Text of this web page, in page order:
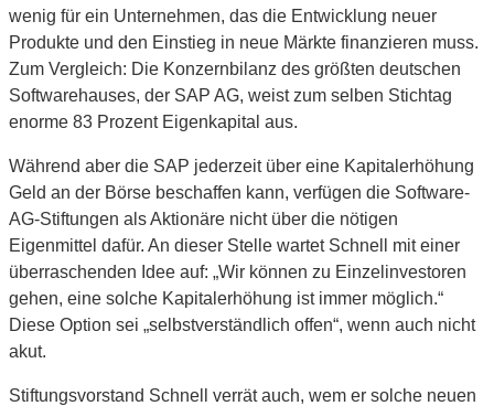
wenig für ein Unternehmen, das die Entwicklung neuer
Produkte und den Einstieg in neue Märkte finanzieren muss.
Zum Vergleich: Die Konzernbilanz des größten deutschen
Softwarehauses, der SAP AG, weist zum selben Stichtag
enorme 83 Prozent Eigenkapital aus.
Während aber die SAP jederzeit über eine Kapitalerhöhung
Geld an der Börse beschaffen kann, verfügen die Software-
AG-Stiftungen als Aktionäre nicht über die nötigen
Eigenmittel dafür. An dieser Stelle wartet Schnell mit einer
überraschenden Idee auf: „Wir können zu Einzelinvestoren
gehen, eine solche Kapitalerhöhung ist immer möglich.“
Diese Option sei „selbstverständlich offen“, wenn auch nicht
akut.
Stiftungsvorstand Schnell verrät auch, wem er solche neuen